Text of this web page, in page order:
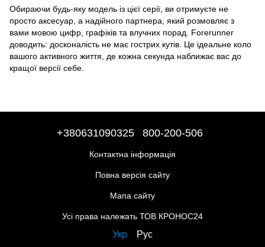
Обираючи будь-яку модель із цієї серії, ви отримуєте не
просто аксесуар, а надійного партнера, який розмовляє з
вами мовою цифр, графіків та влучних порад. Forerunner
доводить: досконалість не має гострих кутів. Це ідеальне коло
вашого активного життя, де кожна секунда наближає вас до
кращої версії себе.
+380631090325 800-200-506
Контактна інформація
Повна версія сайту
Мапа сайту
Усі права належать ТОВ КРОНОС24
Укр Рус